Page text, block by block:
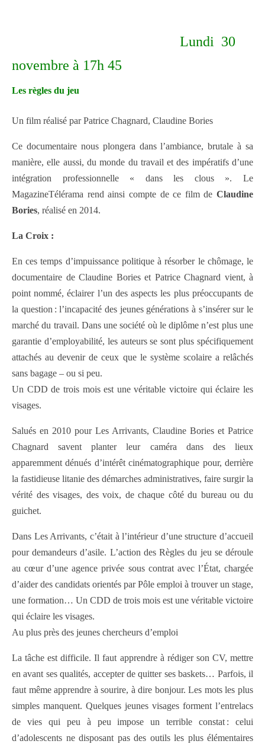
Lundi 30
novembre à 17h 45
Les règles du jeu
Un film réalisé par Patrice Chagnard, Claudine Bories
Ce documentaire nous plongera dans l’ambiance, brutale à sa
manière, elle aussi, du monde du travail et des impératifs d’une
intégration professionnelle « dans les clous ». Le
MagazineTélérama rend ainsi compte de ce film de Claudine
Bories, réalisé en 2014.
La Croix :
En ces temps d’impuissance politique à résorber le chômage, le
documentaire de Claudine Bories et Patrice Chagnard vient, à
point nommé, éclairer l’un des aspects les plus préoccupants de
la question : l’incapacité des jeunes générations à s’insérer sur le
marché du travail. Dans une société où le diplôme n’est plus une
garantie d’employabilité, les auteurs se sont plus spécifiquement
attachés au devenir de ceux que le système scolaire a relâchés
sans bagage – ou si peu.
Un CDD de trois mois est une véritable victoire qui éclaire les
visages.
Salués en 2010 pour Les Arrivants, Claudine Bories et Patrice
Chagnard savent planter leur caméra dans des lieux
apparemment dénués d’intérêt cinématographique pour, derrière
la fastidieuse litanie des démarches administratives, faire surgir la
vérité des visages, des voix, de chaque côté du bureau ou du
guichet.
Dans Les Arrivants, c’était à l’intérieur d’une structure d’accueil
pour demandeurs d’asile. L’action des Règles du jeu se déroule
au cœur d’une agence privée sous contrat avec l’État, chargée
d’aider des candidats orientés par Pôle emploi à trouver un stage,
une formation… Un CDD de trois mois est une véritable victoire
qui éclaire les visages.
Au plus près des jeunes chercheurs d’emploi
La tâche est difficile. Il faut apprendre à rédiger son CV, mettre
en avant ses qualités, accepter de quitter ses baskets… Parfois, il
faut même apprendre à sourire, à dire bonjour. Les mots les plus
simples manquent. Quelques jeunes visages forment l’entrelacs
de vies qui peu à peu impose un terrible constat : celui
d’adolescents ne disposant pas des outils les plus élémentaires